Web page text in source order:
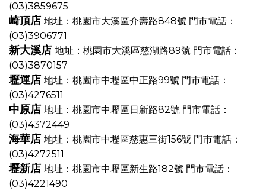
(03)3859675
崎頂店 地址：桃園市大溪區介壽路848號 門市電話：
(03)3906771
新大溪店 地址：桃園市大溪區慈湖路89號 門市電話：
(03)3870157
壢運店 地址：桃園市中壢區中正路99號 門市電話：
(03)4276511
中原店 地址：桃園市中壢區日新路82號 門市電話：
(03)4372449
海華店 地址：桃園市中壢區慈惠三街156號 門市電話：
(03)4272511
壢新店 地址：桃園市中壢區新生路182號 門市電話：
(03)4221490